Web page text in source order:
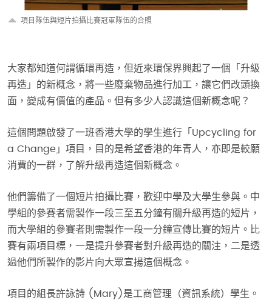
項目隊伍與短片拍攝比賽冠軍隊伍的合照
大家都知道何謂循環再造，但近來環保界興起了一個「升級
再造」的新概念，將一些廢棄物品進行加工，讓它們改頭換
面，變成有價值的產品。但有多少人認識這個新概念呢？
這個問題啟發了一班香港大學的學生進行「Upcycling for
a Change」項目，目的是希望香港的年青人，亦即是較願
消費的一群，了解升級再造這個新概念。
他們籌備了一個短片拍攝比賽，歡迎中學及大學生參與。中
學組的參賽者需製作一段三至五分鐘有關升級再造的短片，
而大學組的參賽者則需製作一段一分鐘宣傳比賽的短片。比
賽有兩項目標，一是提升參賽者對升級再造的關注，二是透
過他們所製作的影片向大眾宣揚這個概念。
項目的組長許詠詩 (Mary)是工商管理（資訊系統）學生。